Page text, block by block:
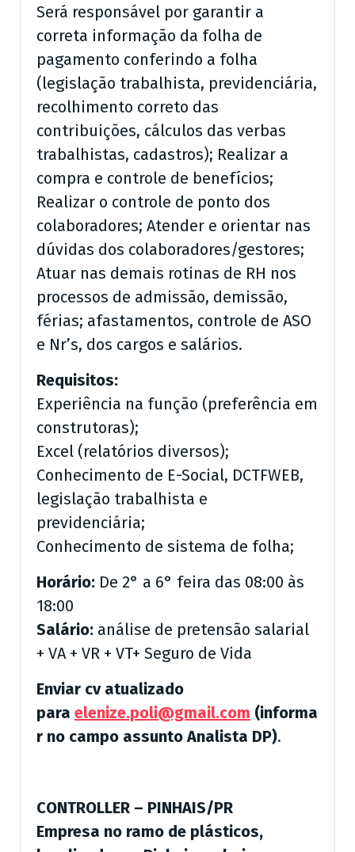
Será responsável por garantir a
correta informação da folha de
pagamento conferindo a folha
(legislação trabalhista, previdenciária,
recolhimento correto das
contribuições, cálculos das verbas
trabalhistas, cadastros); Realizar a
compra e controle de benefícios;
Realizar o controle de ponto dos
colaboradores; Atender e orientar nas
dúvidas dos colaboradores/gestores;
Atuar nas demais rotinas de RH nos
processos de admissão, demissão,
férias; afastamentos, controle de ASO
e Nr’s, dos cargos e salários.
Requisitos:
Experiência na função (preferência em
construtoras);
Excel (relatórios diversos);
Conhecimento de E-Social, DCTFWEB,
legislação trabalhista e
previdenciária;
Conhecimento de sistema de folha;
Horário: De 2° a 6° feira das 08:00 às
18:00
Salário: análise de pretensão salarial
+ VA + VR + VT+ Seguro de Vida
Enviar cv atualizado
para elenize.poli@gmail.com (informa
r no campo assunto Analista DP).
CONTROLLER – PINHAIS/PR
Empresa no ramo de plásticos,